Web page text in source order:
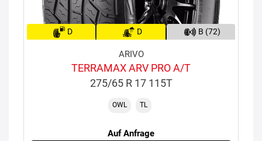
D D B (72)
ARIVO
TERRAMAX ARV PRO A/T
275/65 R 17 115T
OWL TL
Auf Anfrage